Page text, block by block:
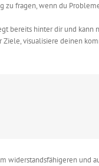
zu fragen, wenn du
bereits hinter dir und
visualisiere deinen
widerstandsfähigeren und